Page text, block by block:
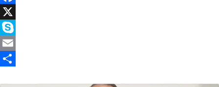
Facebook
X
Skype
Email